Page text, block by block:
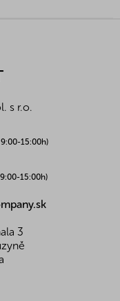
oleja napomáha
rýchly zdroj
Možno ho využiť
pokrmov, šalátov,
je aj na
zuby.
Skladujte do
s r.o.
15:00h)
15:00h)
3